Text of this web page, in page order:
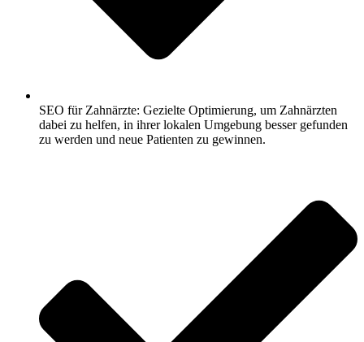
SEO für Zahnärzte: Gezielte Optimierung, um Zahnärzten
dabei zu helfen, in ihrer lokalen Umgebung besser gefunden
zu werden und neue Patienten zu gewinnen.